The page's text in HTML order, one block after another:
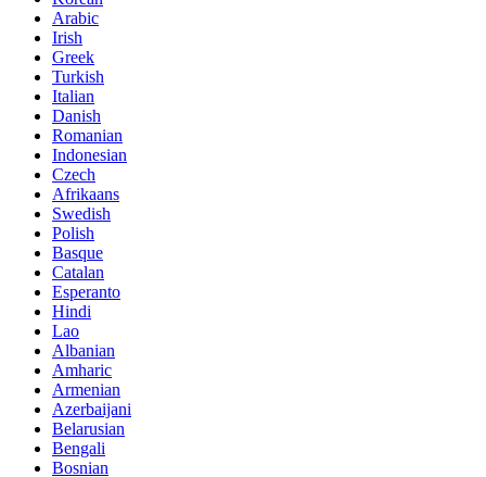
Arabic
Irish
Greek
Turkish
Italian
Danish
Romanian
Indonesian
Czech
Afrikaans
Swedish
Polish
Basque
Catalan
Esperanto
Hindi
Lao
Albanian
Amharic
Armenian
Azerbaijani
Belarusian
Bengali
Bosnian